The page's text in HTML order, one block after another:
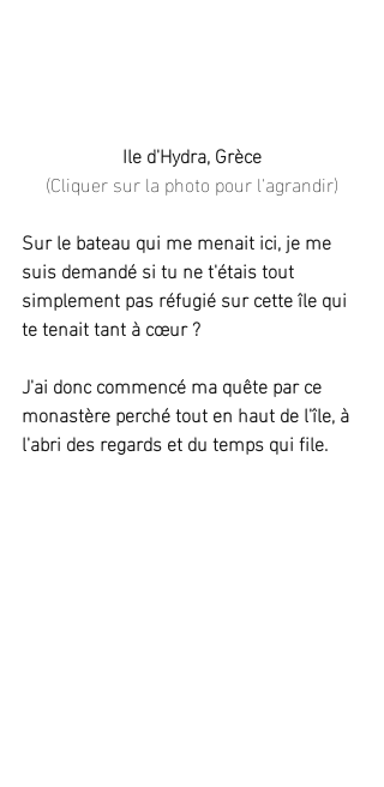
Ile d'Hydra, Grèce
(Cliquer sur la photo pour l'agrandir)
Sur le bateau qui me menait ici, je me
suis demandé si tu ne t'étais tout
simplement pas réfugié sur cette île qui
te tenait tant à cœur ?
J'ai donc commencé ma quête par ce
monastère perché tout en haut de l'île, à
l'abri des regards et du temps qui file.